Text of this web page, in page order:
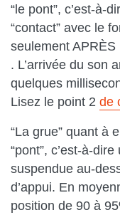
“le pont”, c’est-à-
“contact” avec le
seulement
. L’arrivée du son
quelques
Lisez le point 2 de
“La grue” quant à
“pont”, c’est-à-
suspendue au-
d’appui. En
position de 90 à